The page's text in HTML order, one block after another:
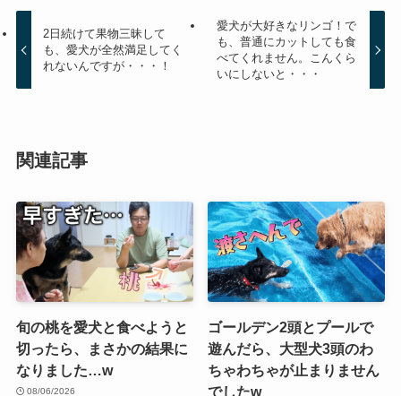
2日続けて果物三昧して
も、愛犬が全然満足してく
れないんですが・・・！
愛犬が大好きなリンゴ！で
も、普通にカットしても食
べてくれません。こんくら
いにしないと・・・
関連記事
旬の桃を愛犬と食べようと
切ったら、まさかの結果に
なりました…w
08/06/2026
ゴールデン2頭とプールで
遊んだら、大型犬3頭のわ
ちゃわちゃが止まりません
でしたw